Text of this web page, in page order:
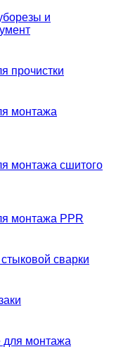
и
прочистки
монтажа
монтажа сшитого
монтажа PPR
сварки
для монтажа